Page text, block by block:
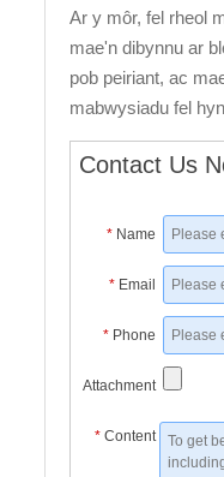
Ar y môr, fel rheol
mae'n dibynnu ar
pob peiriant, ac
mabwysiadu fel
Contact Us
* Name
* Email
* Phone
Attachment
* Content